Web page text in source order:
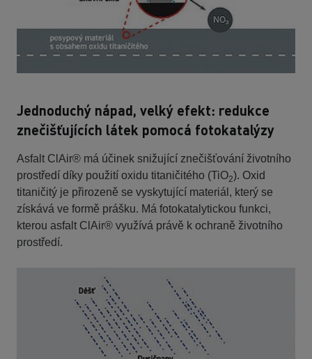
Jednoduchý nápad, velký efekt: redukce
znečišťujících látek pomocá fotokatalýzy
Asfalt ClAir® má účinek snižující znečišťování životního
prostředí díky použití oxidu titaničitého (TiO2). Oxid
titaničitý je přirozeně se vyskytující materiál, který se
získává ve formě prášku. Má fotokatalytickou funkci,
kterou asfalt ClAir® využívá právě k ochraně životního
prostředí.